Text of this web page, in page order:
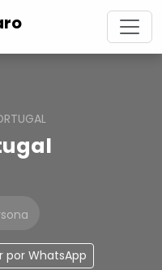
por WhatsApp